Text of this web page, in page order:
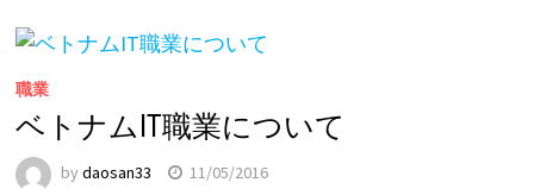
職業
ベトナムIT職業について
by daosan33 11/05/2016